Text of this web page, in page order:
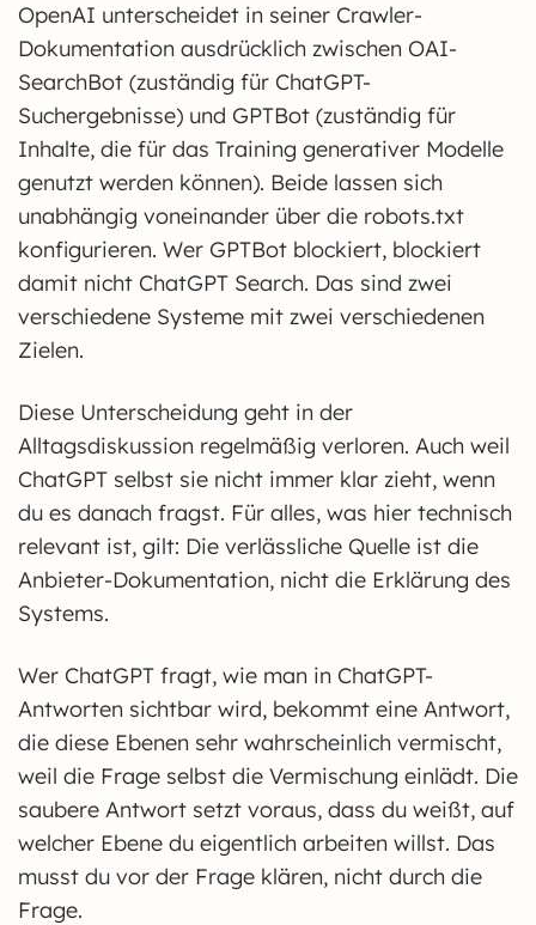
OpenAI unterscheidet in seiner Crawler-
Dokumentation ausdrücklich zwischen OAI-
SearchBot (zuständig für ChatGPT-
Suchergebnisse) und GPTBot (zuständig für
Inhalte, die für das Training generativer Modelle
genutzt werden können). Beide lassen sich
unabhängig voneinander über die robots.txt
konfigurieren. Wer GPTBot blockiert, blockiert
damit nicht ChatGPT Search. Das sind zwei
verschiedene Systeme mit zwei verschiedenen
Zielen.
Diese Unterscheidung geht in der
Alltagsdiskussion regelmäßig verloren. Auch weil
ChatGPT selbst sie nicht immer klar zieht, wenn
du es danach fragst. Für alles, was hier technisch
relevant ist, gilt: Die verlässliche Quelle ist die
Anbieter-Dokumentation, nicht die Erklärung des
Systems.
Wer ChatGPT fragt, wie man in ChatGPT-
Antworten sichtbar wird, bekommt eine Antwort,
die diese Ebenen sehr wahrscheinlich vermischt,
weil die Frage selbst die Vermischung einlädt. Die
saubere Antwort setzt voraus, dass du weißt, auf
welcher Ebene du eigentlich arbeiten willst. Das
musst du vor der Frage klären, nicht durch die
Frage.